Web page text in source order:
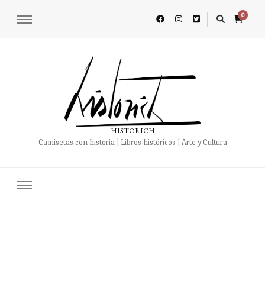
0
HISTORICH
Camisetas con historia | Libros históricos | Arte y Cultura